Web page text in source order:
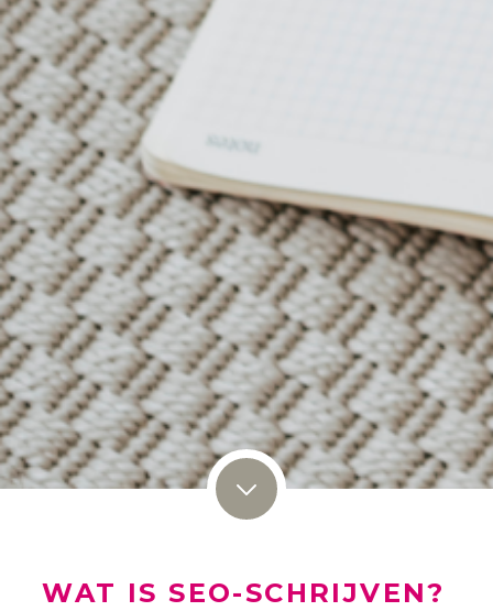
WAT IS SEO-SCHRIJVEN?